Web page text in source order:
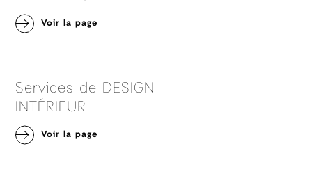
Voir la page
Services de DESIGN
INTÉRIEUR
Voir la page